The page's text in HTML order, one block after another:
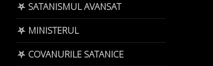
⛧ SATANISMUL AVANSAT
⛧ MINISTERUL
⛧ COVANURILE SATANICE